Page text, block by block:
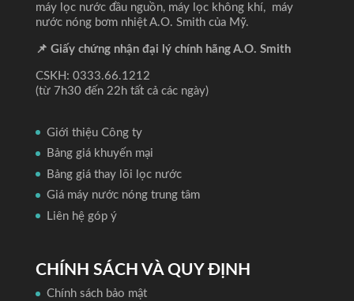
máy lọc nước đầu nguồn, máy lọc không khí, máy
nước nóng bơm nhiệt A.O. Smith của Mỹ.
📌 Giấy chứng nhận đại lý chính hãng A.O. Smith
CSKH: 0333.66.1212
(từ 7h30 đến 22h tất cả các ngày)
Giới thiệu Công ty
Bảng giá khuyến mại
Bảng giá thay lõi lọc nước
Giá máy nước nóng trung tâm
Liên hệ góp ý
CHÍNH SÁCH VÀ QUY ĐỊNH
Chính sách bảo mật